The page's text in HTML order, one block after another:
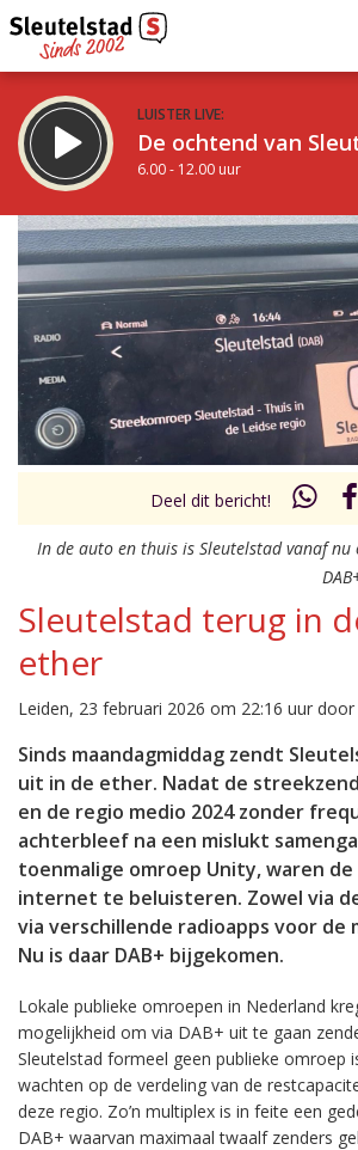
LUISTER LIVE:
De ochtend van
6.00 - 12.00 uur
STRAKS:
De middag van Sleutelstad
12.00 - 18.00 uur
Vorig uur
uur 1 van 0
Deel dit bericht!
In de auto en thuis is Sleutelstad vanaf
Sleutelstad terug in
ether
Leiden, 23 februari 2026 om 22:16 uur door
Sinds maandagmiddag zendt
uit in de ether. Nadat de
en de regio medio 2024 zonder
achterbleef na een mislukt
toenmalige omroep Unity, waren
internet te beluisteren. Zowel via
via verschillende radioapps voor de
Nu is daar DAB+ bijgekomen.
Lokale publieke omroepen in Nederland
mogelijkheid om via DAB+ uit te gaan
Sleutelstad formeel geen publieke omroep
wachten op de verdeling van de
deze regio. Zo’n multiplex is in feite een
DAB+ waarvan maximaal twaalf zenders